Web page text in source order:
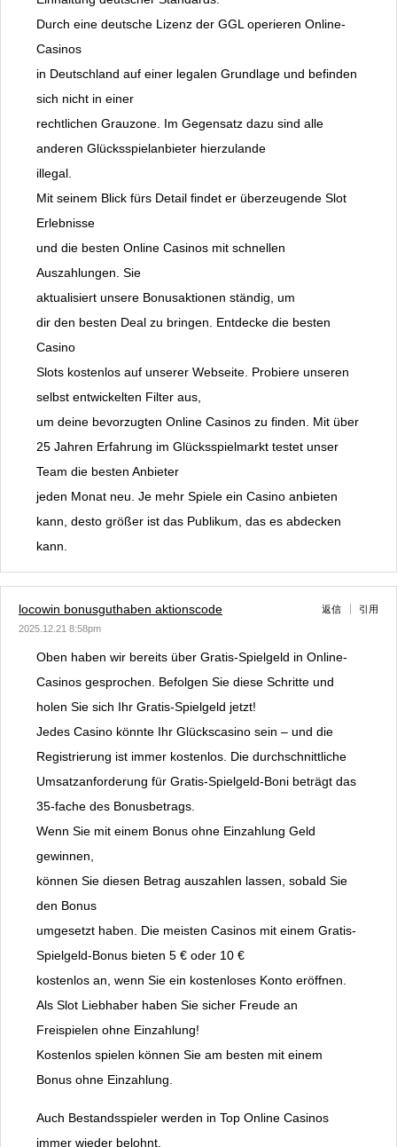
Durch eine deutsche Lizenz der GGL operieren Online-
Casinos
in Deutschland auf einer legalen Grundlage und befinden
sich nicht in einer
rechtlichen Grauzone. Im Gegensatz dazu sind alle
anderen Glücksspielanbieter hierzulande
illegal.
Mit seinem Blick fürs Detail findet er überzeugende Slot
Erlebnisse
und die besten Online Casinos mit schnellen
Auszahlungen. Sie
aktualisiert unsere Bonusaktionen ständig, um
dir den besten Deal zu bringen. Entdecke die besten
Casino
Slots kostenlos auf unserer Webseite. Probiere unseren
selbst entwickelten Filter aus,
um deine bevorzugten Online Casinos zu finden. Mit über
25 Jahren Erfahrung im Glücksspielmarkt testet unser
Team die besten Anbieter
jeden Monat neu. Je mehr Spiele ein Casino anbieten
kann, desto größer ist das Publikum, das es abdecken
kann.
locowin bonusguthaben aktionscode
2025.12.21 8:58pm
返信 引用
Oben haben wir bereits über Gratis-Spielgeld in Online-
Casinos gesprochen. Befolgen Sie diese Schritte und
holen Sie sich Ihr Gratis-Spielgeld jetzt!
Jedes Casino könnte Ihr Glückscasino sein – und die
Registrierung ist immer kostenlos. Die durchschnittliche
Umsatzanforderung für Gratis-Spielgeld-Boni beträgt das
35-fache des Bonusbetrags.
Wenn Sie mit einem Bonus ohne Einzahlung Geld
gewinnen,
können Sie diesen Betrag auszahlen lassen, sobald Sie
den Bonus
umgesetzt haben. Die meisten Casinos mit einem Gratis-
Spielgeld-Bonus bieten 5 € oder 10 €
kostenlos an, wenn Sie ein kostenloses Konto eröffnen.
Als Slot Liebhaber haben Sie sicher Freude an
Freispielen ohne Einzahlung!
Kostenlos spielen können Sie am besten mit einem
Bonus ohne Einzahlung.
Auch Bestandsspieler werden in Top Online Casinos
immer wieder belohnt.